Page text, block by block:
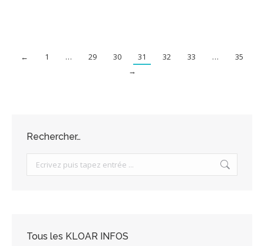
← 1 … 29 30 31 32 33 …
35
→
Rechercher…
Search:
Tous les KLOAR INFOS